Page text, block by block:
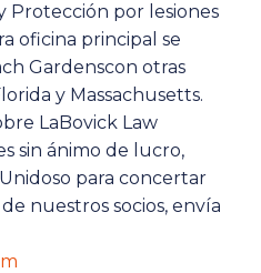
Protección por lesiones
oficina principal se
Gardenscon otras
y Massachusetts.
LaBovick Law
sin ánimo de lucro,
o para concertar
nuestros socios, envía